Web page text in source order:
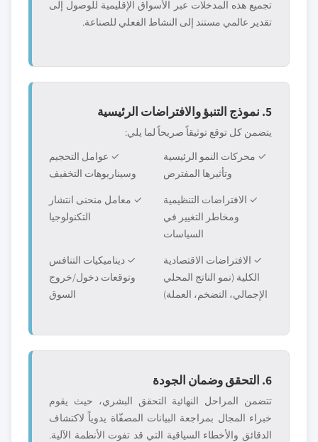
تجميع هذه المدخلات عبر الأسواق الإقليمية للوصول إلى
تقدير عالمي مستند إلى النشاط الفعلي للصناعة.
5. نموذج التنبؤ والافتراضات الرئيسية
يتضمن كل توقع توثيقاً صريحاً لما يلي:
✓ محركات النمو الرئيسية
وتأثيرها المفترض
✓ عوامل التحجيم
وسيناريوهات التخفيف
✓ الافتراضات التنظيمية
ومخاطر التغيير في
السياسات
✓ معامل منحنى انتشار
التكنولوجيا
✓ الافتراضات الاقتصادية
الكلية (نمو الناتج المحلي
الإجمالي، التضخم، العملة)
✓ ديناميكيات التنافس
وتوقعات دخول/خروج
السوق
6. التحقق وضمان الجودة
تتضمن المراحل النهائية التحقق البشري، حيث يقوم
خبراء المجال بمراجعة البيانات المصفّاة يدوياً لاكتشاف
الدقائق والأخطاء السياقية التي قد تفوت الأنظمة الآلية.